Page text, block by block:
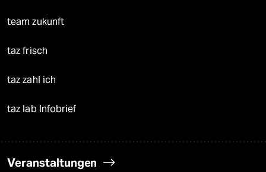
team zukunft
taz frisch
taz zahl ich
taz lab Infobrief
Veranstaltungen